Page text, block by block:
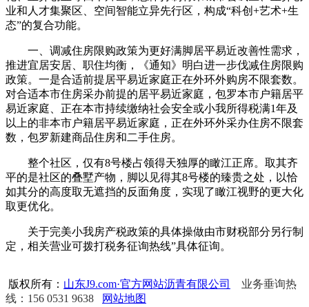
业和人才集聚区、空间智能立异先行区，构成“科创+艺术+生
态”的复合功能。
一、调减住房限购政策为更好满脚居平易近改善性需求，
推进宜居安居、职住均衡，《通知》明白进一步伐减住房限购
政策。一是合适前提居平易近家庭正在外环外购房不限套数。
对合适本市住房采办前提的居平易近家庭，包罗本市户籍居平
易近家庭、正在本市持续缴纳社会安全或小我所得税满1年及
以上的非本市户籍居平易近家庭，正在外环外采办住房不限套
数，包罗新建商品住房和二手住房。
整个社区，仅有8号楼占领得天独厚的瞰江正席。取其齐
平的是社区的叠墅产物，脚以见得其8号楼的臻贵之处，以恰
如其分的高度取无遮挡的反面角度，实现了瞰江视野的更大化
取更优化。
关于完美小我房产税政策的具体操做由市财税部分另行制
定，相关营业可拨打税务征询热线”具体征询。
版权所有： 山东J9.com·官方网站沥青有限公司
业务垂询热
线：156 0531 9638
网站地图